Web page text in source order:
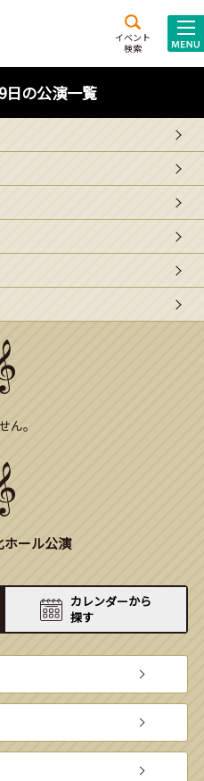
イベント
検索
井
ール
日の公演一覧
ん。
ール公演
カレンダーから
探す